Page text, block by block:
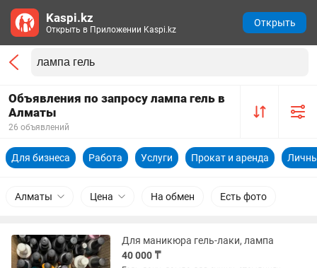
Объявления по запросу лампа гель в
Алматы
26 объявлений
Для бизнеса Работа Услуги Прокат и аренда
Алматы Цена На обмен Есть фото
Для маникюра гель-лаки, лампа
40 000 ₸
Kaspi.kz
Открыть в Приложении Kaspi.kz
Открыть